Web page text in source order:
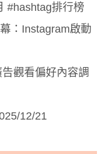
排行榜
：Instagram啟動
觀看偏好內容調
12/21